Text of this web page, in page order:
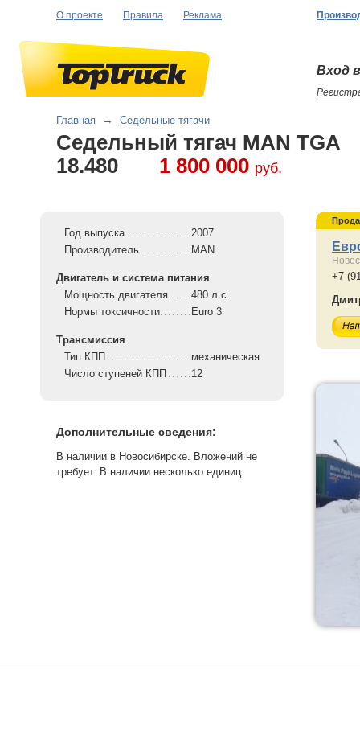
О проекте Правила Реклама
Вход
Главная → Седельные тягачи
Седельный тягач MAN TGA
18.480
1 800 000 руб.
Год выпуска
2007
Производитель
MAN
Двигатель и система питания
Мощность двигателя
480 л.с.
Нормы токсичности
Euro 3
Трансмиссия
Тип КПП
механическая
Число ступеней КПП
12
Дополнительные сведения:
В наличии в Новосибирске. Вложений не
требует. В наличии несколько единиц.
+7